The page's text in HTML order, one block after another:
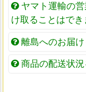
ヤマト運輸の営
け取ることはでき
離島へのお届け
商品の配送状況